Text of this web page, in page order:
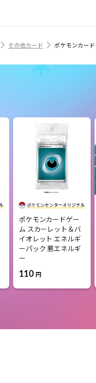
その他カード ポケモンカー
ポケモンカードゲー
ム スカーレット＆バ
イオレット エネルギ
ーパック 悪エネルギ
ー
110 円